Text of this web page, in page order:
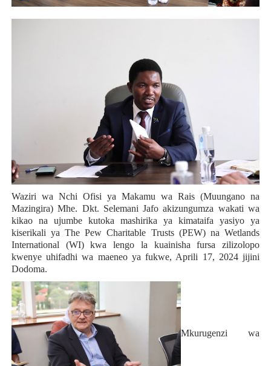
Waziri wa Nchi Ofisi ya Makamu wa Rais (Muungano na
Mazingira) Mhe. Dkt. Selemani Jafo akizungumza wakati wa
kikao na ujumbe kutoka mashirika ya kimataifa yasiyo ya
kiserikali ya The Pew Charitable Trusts (PEW) na Wetlands
International (WI) kwa lengo la kuainisha fursa zilizolopo
kwenye uhifadhi wa maeneo ya fukwe, Aprili 17, 2024 jijini
Dodoma.
Mkurugenzi wa